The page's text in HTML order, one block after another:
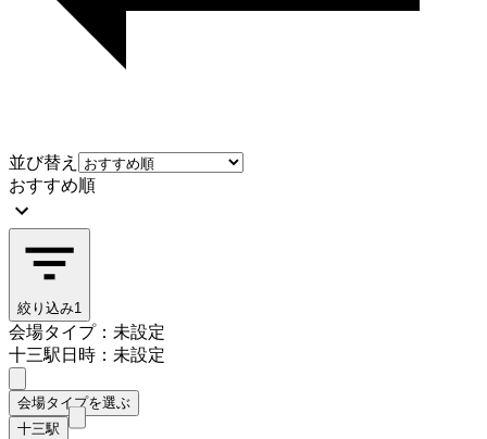
並び替え
おすすめ順
絞り込み1
会場タイプ：未設定
十三駅日時：未設定
会場タイプを選ぶ
十三駅